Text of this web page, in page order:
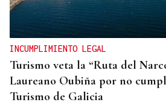
INCUMPLIMIENTO LEGAL
Turismo veta la “Ruta del
Laureano Oubiña por no
Turismo de Galicia